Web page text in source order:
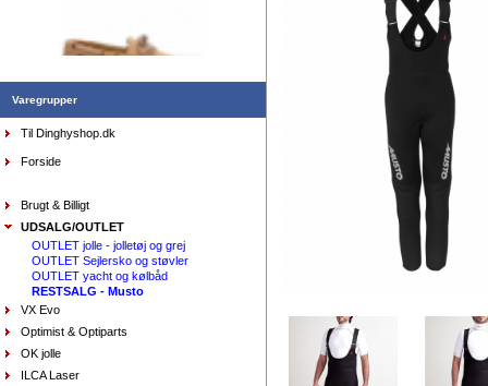
Sejlersko Sebago Docksides Flesh Out
Sejlersko Orca Bay Creek, farve saddle
DKK1.298,00
DKK649,00
Varegrupper
Til Dinghyshop.dk
Forside
Brugt & Billigt
UDSALG/OUTLET
OUTLET jolle - jolletøj og grej
OUTLET Sejlersko og støvler
OUTLET yacht og kølbåd
RESTSALG - Musto
VX Evo
Optimist & Optiparts
OK jolle
ILCA Laser